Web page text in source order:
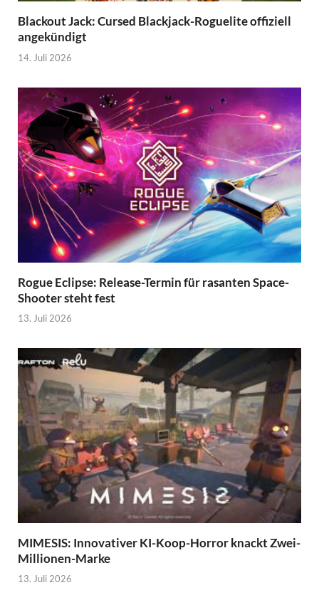
Blackout Jack: Cursed Blackjack-Roguelite offiziell
angekündigt
14. Juli 2026
Rogue Eclipse: Release-Termin für rasanten Space-
Shooter steht fest
13. Juli 2026
MIMESIS: Innovativer KI-Koop-Horror knackt Zwei-
Millionen-Marke
13. Juli 2026